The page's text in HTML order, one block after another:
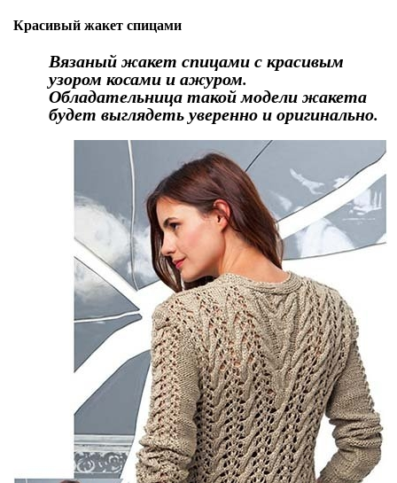
Красивый жакет спицами
Вязаный жакет спицами с красивым
узором косами и ажуром.
Обладательница такой модели жакета
будет выглядеть уверенно и оригинально.